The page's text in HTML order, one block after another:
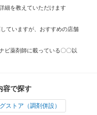
細を教えていただけます
ていますが、おすすめの店舗
ビ薬剤師に載っている〇〇以
容で探す
ストア（調剤併設）